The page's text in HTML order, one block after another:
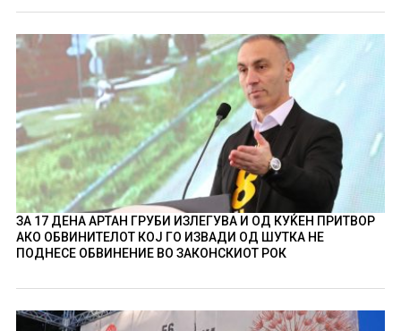
ЗА 17 ДЕНА АРТАН ГРУБИ ИЗЛЕГУВА И ОД КУЌЕН ПРИТВОР
АКО ОБВИНИТЕЛОТ КОЈ ГО ИЗВАДИ ОД ШУТКА НЕ
ПОДНЕСЕ ОБВИНЕНИЕ ВО ЗАКОНСКИОТ РОК